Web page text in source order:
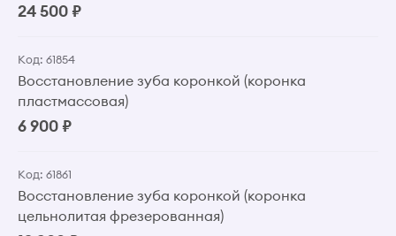
24 500 ₽
Код: 61854
Восстановление зуба коронкой (коронка
пластмассовая)
6 900 ₽
Код: 61861
Восстановление зуба коронкой (коронка
цельнолитая фрезерованная)